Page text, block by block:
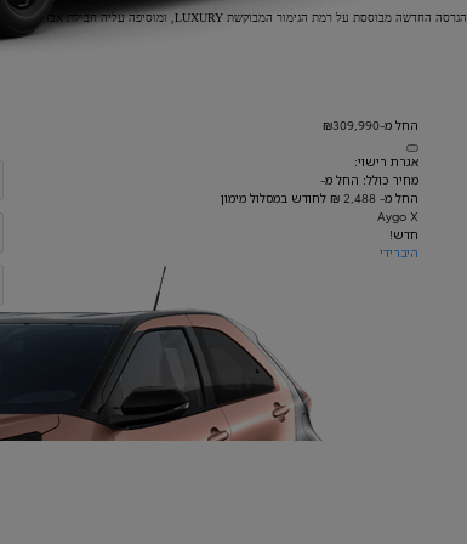
החל מ-₪309,990
אגרת רישוי:
מחיר כולל: החל מ-
החל מ- 2,488 ₪ לחודש במסלול מימון
Aygo X
חדש!
היברידי
הגרסה החדשה מבוססת על רמת הגימור המבוקשת LUXURY, ומוסיפה עליה חבילת אבזור שטח מקצועית, בשווי של 35,000 ₪, המותקנת מראש. כך הופך הלנד קרוזר 250 לרכב שטח שמוכן לצאת להרפתקה מהרגע הראשון - בלי להתעכב בחיפוש אביזרים מתאימים או להמתין לסיום עבודות ההתקנה.